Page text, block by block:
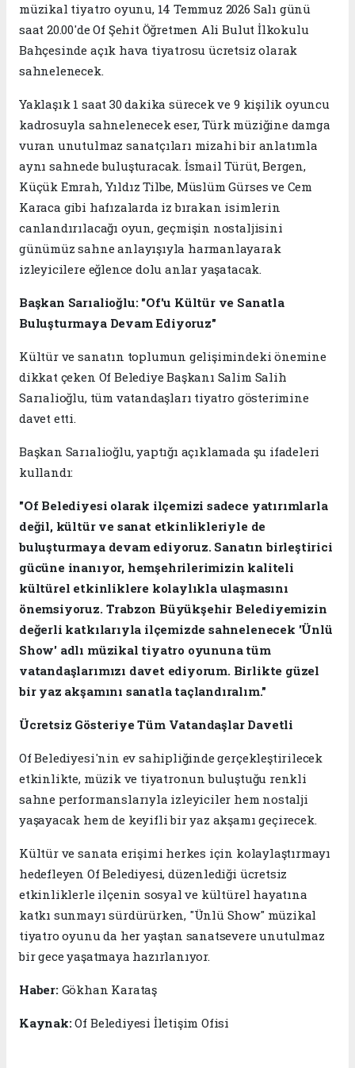
müzikal tiyatro oyunu, 14 Temmuz 2026 Salı günü
saat 20.00'de Of Şehit Öğretmen Ali Bulut İlkokulu
Bahçesinde açık hava tiyatrosu ücretsiz olarak
sahnelenecek.
Yaklaşık 1 saat 30 dakika sürecek ve 9 kişilik oyuncu
kadrosuyla sahnelenecek eser, Türk müziğine damga
vuran unutulmaz sanatçıları mizahi bir anlatımla
aynı sahnede buluşturacak. İsmail Türüt, Bergen,
Küçük Emrah, Yıldız Tilbe, Müslüm Gürses ve Cem
Karaca gibi hafızalarda iz bırakan isimlerin
canlandırılacağı oyun, geçmişin nostaljisini
günümüz sahne anlayışıyla harmanlayarak
izleyicilere eğlence dolu anlar yaşatacak.
Başkan Sarıalioğlu: "Of'u Kültür ve Sanatla
Buluşturmaya Devam Ediyoruz"
Kültür ve sanatın toplumun gelişimindeki önemine
dikkat çeken Of Belediye Başkanı Salim Salih
Sarıalioğlu, tüm vatandaşları tiyatro gösterimine
davet etti.
Başkan Sarıalioğlu, yaptığı açıklamada şu ifadeleri
kullandı:
"Of Belediyesi olarak ilçemizi sadece yatırımlarla
değil, kültür ve sanat etkinlikleriyle de
buluşturmaya devam ediyoruz. Sanatın birleştirici
gücüne inanıyor, hemşehrilerimizin kaliteli
kültürel etkinliklere kolaylıkla ulaşmasını
önemsiyoruz. Trabzon Büyükşehir Belediyemizin
değerli katkılarıyla ilçemizde sahnelenecek 'Ünlü
Show' adlı müzikal tiyatro oyununa tüm
vatandaşlarımızı davet ediyorum. Birlikte güzel
bir yaz akşamını sanatla taçlandıralım."
Ücretsiz Gösteriye Tüm Vatandaşlar Davetli
Of Belediyesi'nin ev sahipliğinde gerçekleştirilecek
etkinlikte, müzik ve tiyatronun buluştuğu renkli
sahne performanslarıyla izleyiciler hem nostalji
yaşayacak hem de keyifli bir yaz akşamı geçirecek.
Kültür ve sanata erişimi herkes için kolaylaştırmayı
hedefleyen Of Belediyesi, düzenlediği ücretsiz
etkinliklerle ilçenin sosyal ve kültürel hayatına
katkı sunmayı sürdürürken, "Ünlü Show" müzikal
tiyatro oyunu da her yaştan sanatsevere unutulmaz
bir gece yaşatmaya hazırlanıyor.
Haber:Gökhan Karataş
Kaynak:Of Belediyesi İletişim Ofisi